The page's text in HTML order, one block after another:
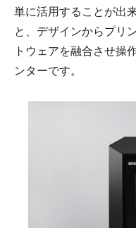
単に活用することが出
と、デザインからプリ
トウェアを融合させ操
ンターです。